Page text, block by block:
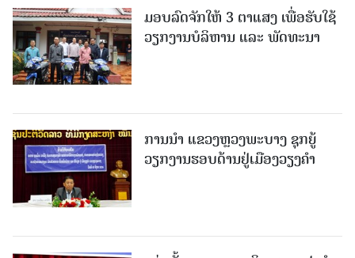
ມອບລົດຈັກໃຫ້ 3 ຕາແສງ ເພື່ອຮັບໃຊ້
ວຽກງານບໍລິຫານ ແລະ ພັດທະນາ
ການນຳ ແຂວງຫຼວງພະບາງ ຊຸກຍູ້
ວຽກງານຮອບດ້ານຢູ່ເມືອງວຽງຄໍາ